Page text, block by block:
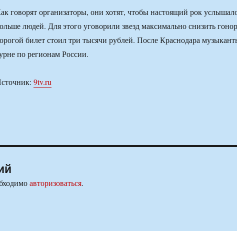
говорят организаторы, они хотят, чтобы настоящий рок
людей. Для этого уговорили звезд максимально снизить
билет стоил три тысячи рублей. После Краснодара
по регионам России.
9tv.ru
авторизоваться.